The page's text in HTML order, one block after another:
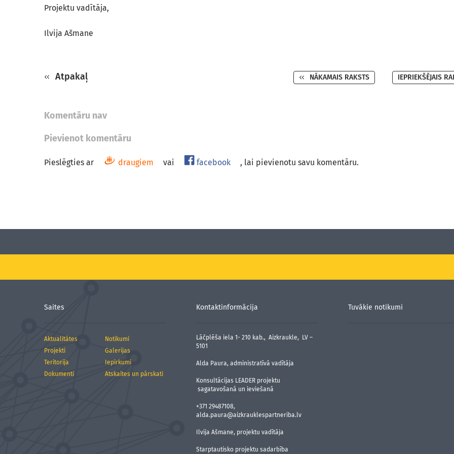
Projektu vadītāja,
Ilvija Ašmane
Atpakaļ NĀKAMAIS RAKSTS IEPRIEKŠĒJAIS
Komentāru nav
Pievienot komentāru
Pieslēgties ar draugiem vai facebook , lai pievienotu savu komentāru.
Saites
Aktualitātes
Notikumi
Projekti
Galerijas
Teritorija
Iepirkumi
Dokumenti
Atskaites un pārskati
Kontaktinformācija
Lāčplēša iela 1- 210 kab., Aizkraukle, LV –
5101
Alda Paura, administratīvā vadītāja
Konsultācijas LEADER projektu
sagatavošanā un ieviešanā
+371 29487108,
alda.paura@aizkrauklespartneriba.lv
Ilvija Ašmane, projektu vadītāja
Starptautisko projektu sadarbība
Tuvākie notikumi